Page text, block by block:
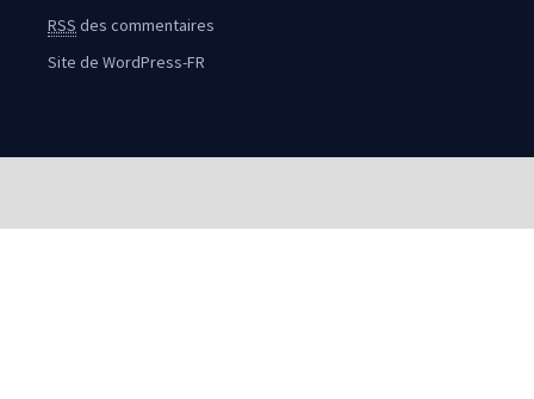
RSS des commentaires
Site de WordPress-FR